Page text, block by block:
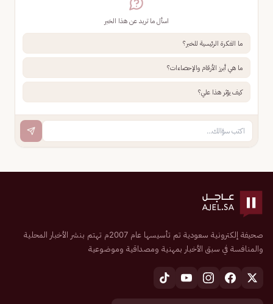
اسأل ما تريد عن هذا الخبر
ما الفكرة الرئيسية للخبر؟
ما هي أبرز الأرقام والإحصاءات؟
كيف يؤثر هذا علي؟
صحيفة إلكترونية سعودية تم تأسيسها عام 2007م تهتم بنشر الأخبار المحلية
والمنافسة في سبق الأخبار بمهنية ومصداقية وموضوعية